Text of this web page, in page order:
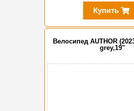
Купить
Велосипед AUTHOR
grey,19"